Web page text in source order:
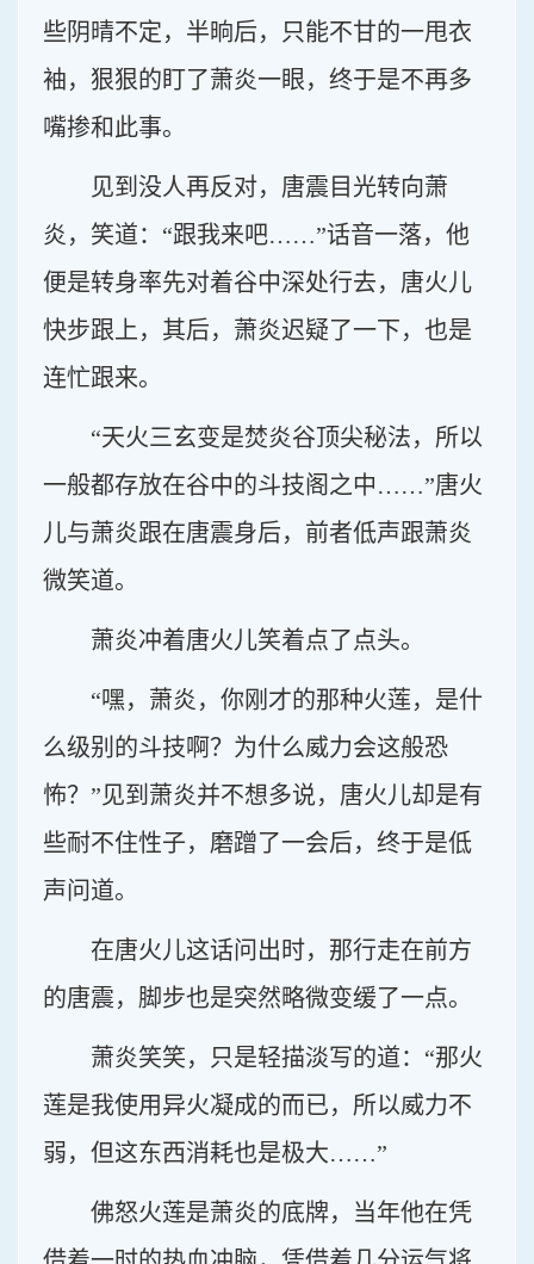
些阴晴不定，半晌后，只能不甘的一甩衣
袖，狠狠的盯了萧炎一眼，终于是不再多
嘴掺和此事。
见到没人再反对，唐震目光转向萧
炎，笑道：“跟我来吧……”话音一落，他
便是转身率先对着谷中深处行去，唐火儿
快步跟上，其后，萧炎迟疑了一下，也是
连忙跟来。
“天火三玄变是焚炎谷顶尖秘法，所以
一般都存放在谷中的斗技阁之中……”唐火
儿与萧炎跟在唐震身后，前者低声跟萧炎
微笑道。
萧炎冲着唐火儿笑着点了点头。
“嘿，萧炎，你刚才的那种火莲，是什
么级别的斗技啊？为什么威力会这般恐
怖？”见到萧炎并不想多说，唐火儿却是有
些耐不住性子，磨蹭了一会后，终于是低
声问道。
在唐火儿这话问出时，那行走在前方
的唐震，脚步也是突然略微变缓了一点。
萧炎笑笑，只是轻描淡写的道：“那火
莲是我使用异火凝成的而已，所以威力不
弱，但这东西消耗也是极大……”
佛怒火莲是萧炎的底牌，当年他在凭